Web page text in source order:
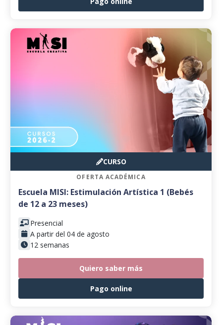
CURSO
OFERTA ACADÉMICA
Escuela MISI: Estimulación Artística 1 (Bebés
de 12 a 23 meses)
Presencial
A partir del 04 de agosto
12 semanas
Quiero saber más
Pago online